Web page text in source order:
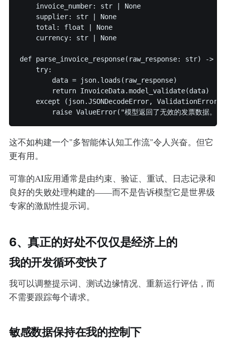
    invoice_number: str | None
    supplier: str | None
    total: float | None
    currency: str | None
def parse_invoice_response(raw_response: str) ->
    try:
        data = json.loads(raw_response)
        return InvoiceData.model_validate(data)
except (json.JSONDecodeError, ValidationError)
这不如构建一个"多智能体认知工作流"令人兴奋。但它
更有用。
可靠的AI应用通常是由约束、验证、重试、日志记录和
良好的失败处理构建的——而不是告诉模型它是世界级
专家的激励性提示词。
6、真正的好处不仅仅是经济上的
我的开发循环变快了
我可以调整提示词、测试边缘情况、重新运行评估，而
不需要跟踪每个请求。
敏感数据保持在我的控制下